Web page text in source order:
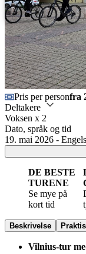
Português
Pris per personfra
Deltakere
Voksen x 2
Dato, språk og tid
19. mai 2026 -
DE BESTE
TURENE
Se mye på
kort tid
Beskrivelse
Vilnius-tur